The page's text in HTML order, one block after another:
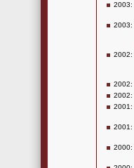
2003:
2003:
2002:
2002:
2002:
2001:
2001:
2000: